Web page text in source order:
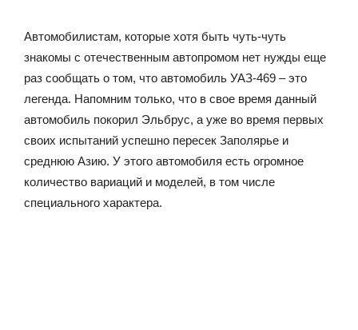
Автомобилистам, которые хотя быть чуть-чуть
знакомы с отечественным автопромом нет нужды еще
раз сообщать о том, что автомобиль УАЗ-469 – это
легенда. Напомним только, что в свое время данный
автомобиль покорил Эльбрус, а уже во время первых
своих испытаний успешно пересек Заполярье и
среднюю Азию. У этого автомобиля есть огромное
количество вариаций и моделей, в том числе
специального характера.